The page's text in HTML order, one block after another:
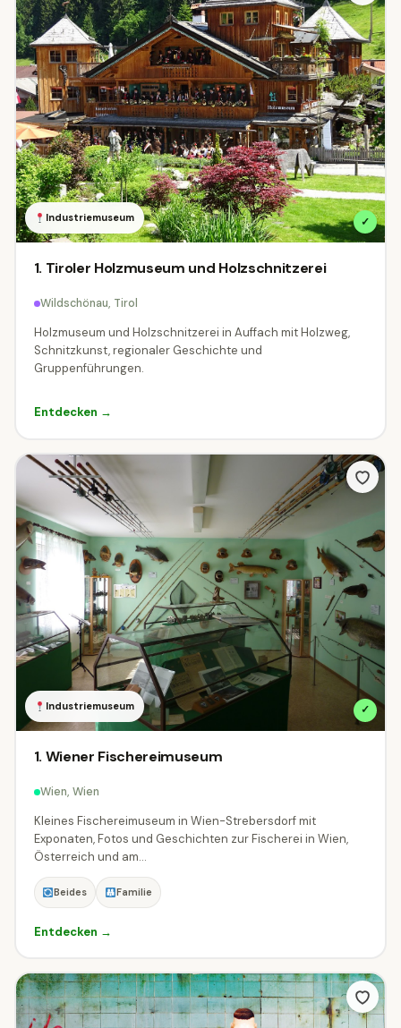
Industriemuseum ✓
1. Tiroler Holzmuseum und Holzschnitzerei
Wildschönau, Tirol
Holzmuseum und Holzschnitzerei in Auffach mit Holzweg,
Schnitzkunst, regionaler Geschichte und
Gruppenführungen.
Entdecken →
Industriemuseum ✓
1. Wiener Fischereimuseum
Wien, Wien
Kleines Fischereimuseum in Wien-Strebersdorf mit
Exponaten, Fotos und Geschichten zur Fischerei in Wien,
Österreich und am...
Beides Familie
Entdecken →